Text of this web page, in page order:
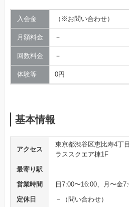
入会金 （※お問い合わせ）
月額料金 －
回数料金 －
体験等 0円
基本情報
アクセス
東京都渋谷区恵比寿4丁
ラススクエア棟1F
最寄り駅
営業時間
日7:00〜16:00、月〜金
定休日
－（問い合わせ）